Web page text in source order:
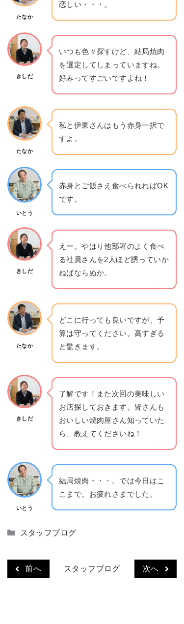
たなか
恋しい・・・。
きしだ
いつも色々探すけど、結局焼肉
を選定してしまっていますね。
好みってすごいですよね！
たなか
私と伊東さんはもう赤身一択で
すよ。
いとう
赤身とご飯さえ食べられればOK
です。
きしだ
えー。やはり他部署のよく食べ
る社員さんを2人ほど誘っていか
ねばならぬか。
たなか
どこに行っても良いですが、予
算は守ってください。高すぎる
と驚きます。
きしだ
了解です！また次回の美味しい
お店探しておきます。皆さんも
おいしい焼肉屋さん知っていた
ら、教えてくださいね！
いとう
結局焼肉・・・。では今日はこ
こまで。お疲れさまでした。
カ
リ
ー
スタッフブログ
前へ スタッフブログ 次へ